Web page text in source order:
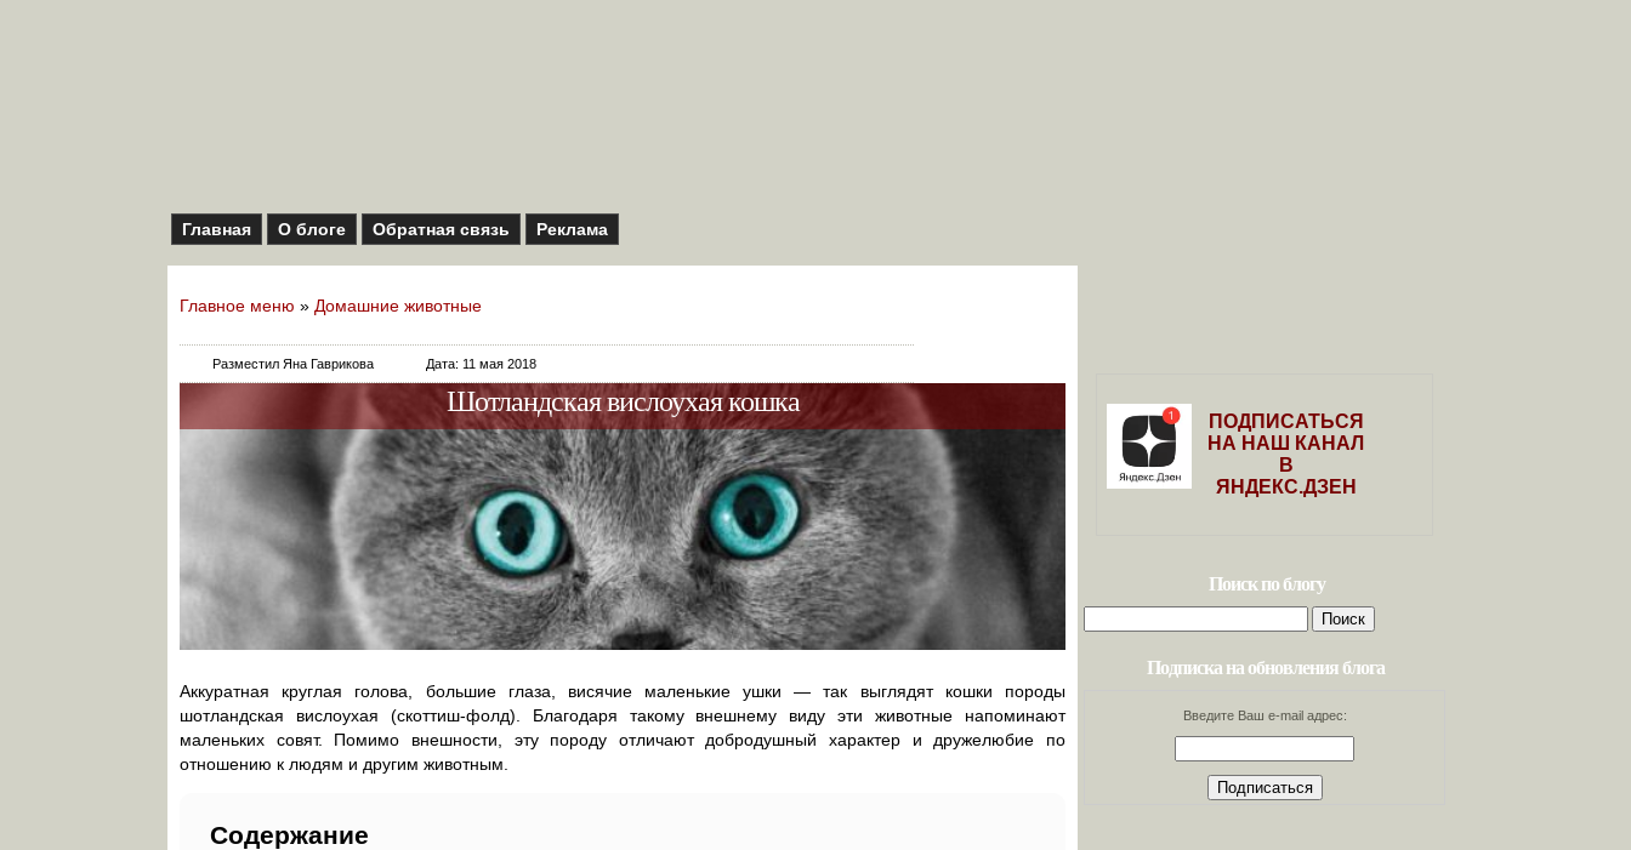
Главная О блоге Обратная связь Реклама
Главное меню » Домашние животные
Разместил Яна Гаврикова Дата: 11 мая 2018
Шотландская вислоухая кошка
Аккуратная круглая голова, большие глаза, висячие маленькие ушки — так выглядят кошки породы
шотландская вислоухая (скоттиш-фолд). Благодаря такому внешнему виду эти животные напоминают
маленьких совят. Помимо внешности, эту породу отличают добродушный характер и дружелюбие по
отношению к людям и другим животным.
Содержание
ПОДПИСАТЬСЯ
НА НАШ КАНАЛ
В
ЯНДЕКС.ДЗЕН
Поиск по блогу
Найти:
Подписка на обновления блога
Введите Ваш e-mail адрес: